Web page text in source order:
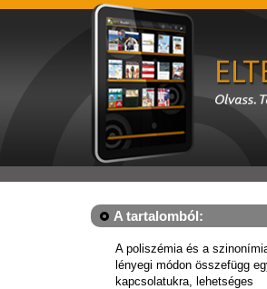
A tartalomból:
A poliszémia és a
lényegi módon összefügg
kapcsolatukra, lehetséges